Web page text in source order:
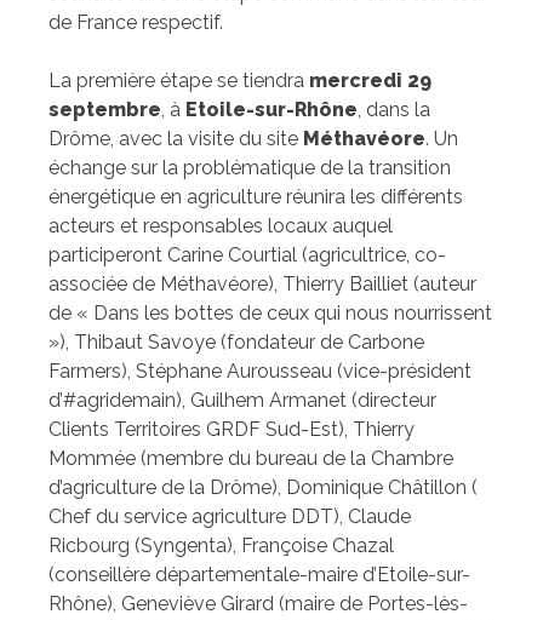
de France respectif.
La première étape se tiendra mercredi 29
septembre, à Etoile-sur-Rhône, dans la
Drôme, avec la visite du site Méthavéore. Un
échange sur la problématique de la transition
énergétique en agriculture réunira les différents
acteurs et responsables locaux auquel
participeront Carine Courtial (agricultrice, co-
associée de Méthavéore), Thierry Bailliet (auteur
de « Dans les bottes de ceux qui nous nourrissent
»), Thibaut Savoye (fondateur de Carbone
Farmers), Stéphane Aurousseau (vice-président
d’#agridemain), Guilhem Armanet (directeur
Clients Territoires GRDF Sud-Est), Thierry
Mommée (membre du bureau de la Chambre
d’agriculture de la Drôme), Dominique Châtillon (
Chef du service agriculture DDT), Claude
Ricbourg (Syngenta), Françoise Chazal
(conseillère départementale-maire d’Etoile-sur-
Rhône), Geneviève Girard (maire de Portes-lès-